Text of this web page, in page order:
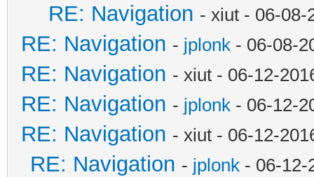
RE: Navigation - xiut - 06-08-
RE: Navigation - jplonk - 06-08-
RE: Navigation - xiut - 06-12-
RE: Navigation - jplonk - 06-12-
RE: Navigation - xiut - 06-12-
RE: Navigation - jplonk - 06-12-